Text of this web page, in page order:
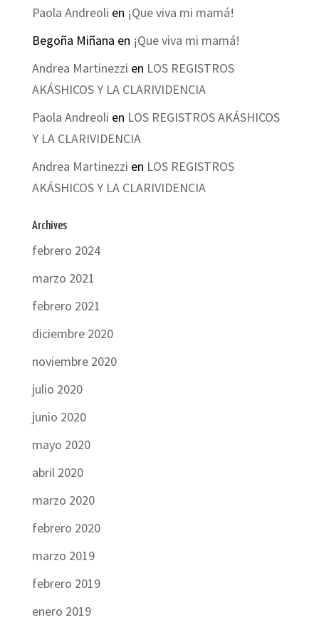
Paola Andreoli en ¡Que viva mi mamá!
Begoña Miñana en ¡Que viva mi mamá!
Andrea Martinezzi en LOS REGISTROS
AKÁSHICOS Y LA CLARIVIDENCIA
Paola Andreoli en LOS REGISTROS AKÁSHICOS
Y LA CLARIVIDENCIA
Andrea Martinezzi en LOS REGISTROS
AKÁSHICOS Y LA CLARIVIDENCIA
Archives
febrero 2024
marzo 2021
febrero 2021
diciembre 2020
noviembre 2020
julio 2020
junio 2020
mayo 2020
abril 2020
marzo 2020
febrero 2020
marzo 2019
febrero 2019
enero 2019